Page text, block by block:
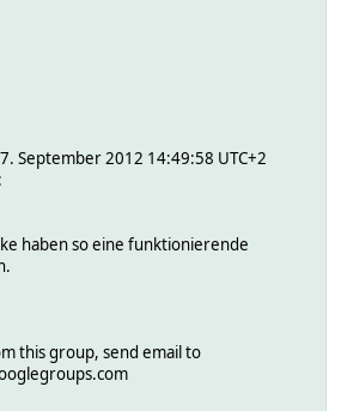
September 2012 14:49:58 UTC+2
haben so eine funktionierende
this group, send email to